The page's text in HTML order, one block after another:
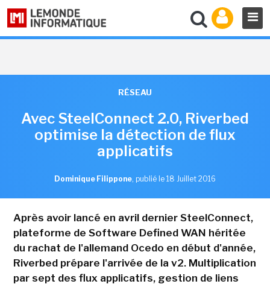
RÉSEAU
Avec SteelConnect 2.0, Riverbed
optimise la détection de flux
applicatifs
Dominique Filippone, publié le 18 Juillet 2016
Après avoir lancé en avril dernier SteelConnect,
plateforme de Software Defined WAN héritée
du rachat de l'allemand Ocedo en début d'année,
Riverbed prépare l'arrivée de la v2. Multiplication
par sept des flux applicatifs, gestion de liens